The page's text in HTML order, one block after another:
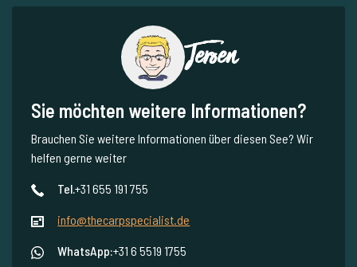
Jeroen
Sie möchten weitere Informationen?
Brauchen Sie weitere Informationen über diesen See? Wir
helfen gerne weiter
Tel.+31 655 191 755
info@thecarpspecialist.de
WhatsApp:+31 6 5519 1755